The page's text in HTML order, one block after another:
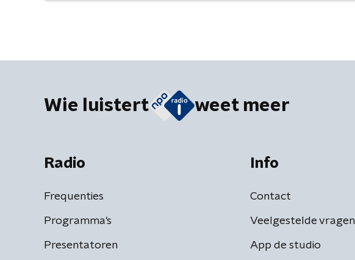
Wie luistert weet meer
Radio
Frequenties
Programma's
Presentatoren
Info
Contact
Veelgestelde vragen
App de studio